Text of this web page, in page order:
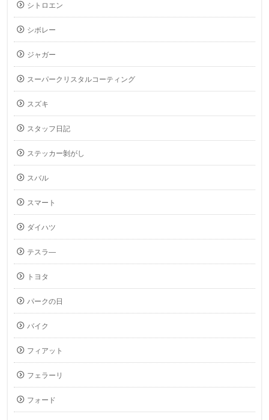
シトロエン
シボレー
ジャガー
スーパークリスタルコーティング
スズキ
スタッフ日記
ステッカー剝がし
スバル
スマート
ダイハツ
テスラ―
トヨタ
パークの日
バイク
フィアット
フェラーリ
フォード